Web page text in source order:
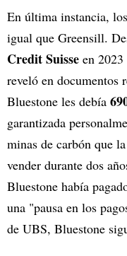
En última instancia,
igual que Greensill.
Credit Suisse en
reveló en documentos
Bluestone les debía
garantizada
minas de carbón que
vender durante dos
Bluestone había
una "pausa en los
de UBS, Bluestone